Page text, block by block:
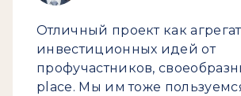
Отличный проект как
инвестиционных идей от
профучастников,
place. Мы им тоже